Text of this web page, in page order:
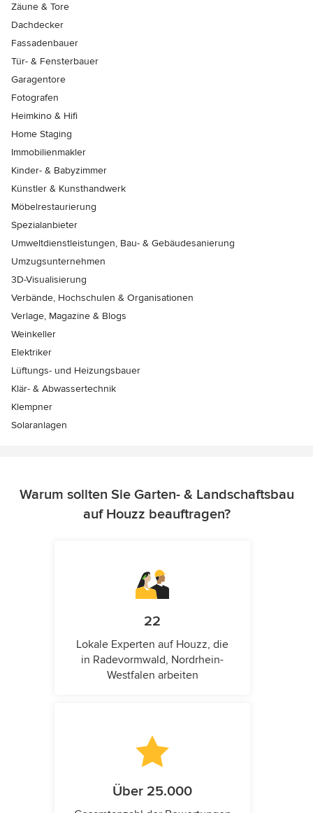
Zäune & Tore
Dachdecker
Fassadenbauer
Tür- & Fensterbauer
Garagentore
Fotografen
Heimkino & Hifi
Home Staging
Immobilienmakler
Kinder- & Babyzimmer
Künstler & Kunsthandwerk
Möbelrestaurierung
Spezialanbieter
Umweltdienstleistungen, Bau- & Gebäudesanierung
Umzugsunternehmen
3D-Visualisierung
Verbände, Hochschulen & Organisationen
Verlage, Magazine & Blogs
Weinkeller
Elektriker
Lüftungs- und Heizungsbauer
Klär- & Abwassertechnik
Klempner
Solaranlagen
Warum sollten Sie Garten- & Landschaftsbau
auf Houzz beauftragen?
22
Lokale Experten auf Houzz, die
in Radevormwald, Nordrhein-
Westfalen arbeiten
Über 25.000